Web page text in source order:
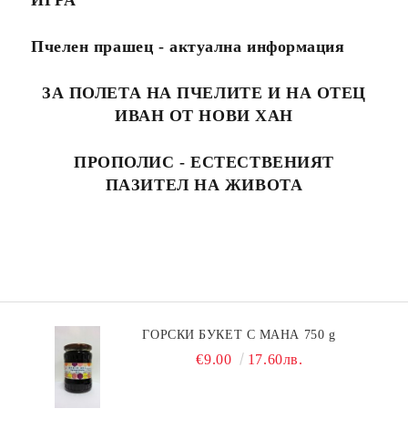
Пчелен прашец - актуална информация
ЗА ПОЛЕТА НА ПЧЕЛИТЕ И НА ОТЕЦ
ИВАН ОТ НОВИ ХАН
ПРОПОЛИС - ЕСТЕСТВЕНИЯТ
ПАЗИТЕЛ НА ЖИВОТА
ГОРСКИ БУКЕТ С МАНА 750 g
€9.00 17.60лв.